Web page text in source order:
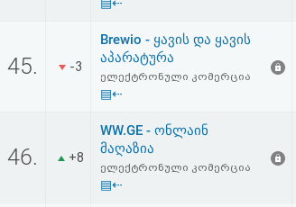
კოდი
შეთანხმება
45. -3
Brewio - ყავის და ყავის
აპარატურა
ელექტრონული კომერცია
▤⇠
46. +8
WW.GE - ონლაინ
მაღაზია
ელექტრონული კომერცია
▤⇠